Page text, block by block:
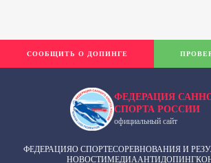
ФЕДЕРАЦИЯ
СПОРТА РОССИИ
официальный сайт
ФЕДЕРАЦИЯО СПОРТЕСОРЕВНОВАНИЯ И
НОВОСТИМЕДИААНТИДОПИНГ
СООБЩИТЬ О ДОПИНГЕ